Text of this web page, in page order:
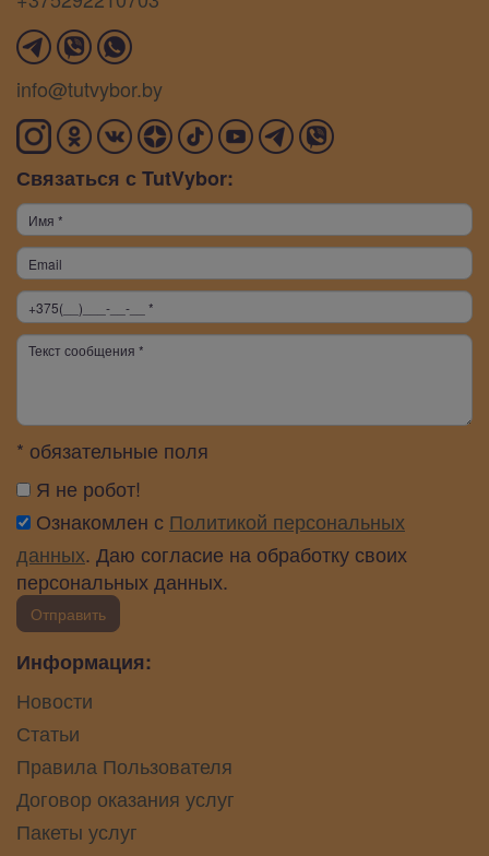
info@tutvybor.by
Связаться с TutVybor:
* обязательные поля
Я не робот!
Ознакомлен с Политикой персональных
данных. Даю согласие на обработку своих
персональных данных.
Отправить
Информация:
Новости
Статьи
Правила Пользователя
Договор оказания услуг
Пакеты услуг